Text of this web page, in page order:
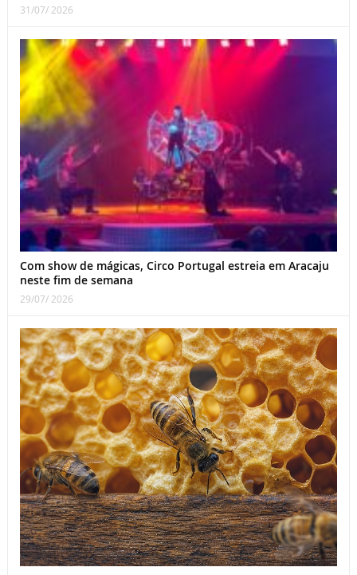
31/07/ 2026
Com show de mágicas, Circo Portugal estreia em Aracaju
neste fim de semana
29/07/ 2026